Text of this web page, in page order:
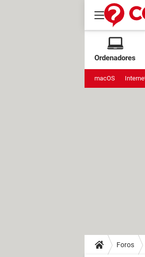
Ordenadores
macOS
Foros